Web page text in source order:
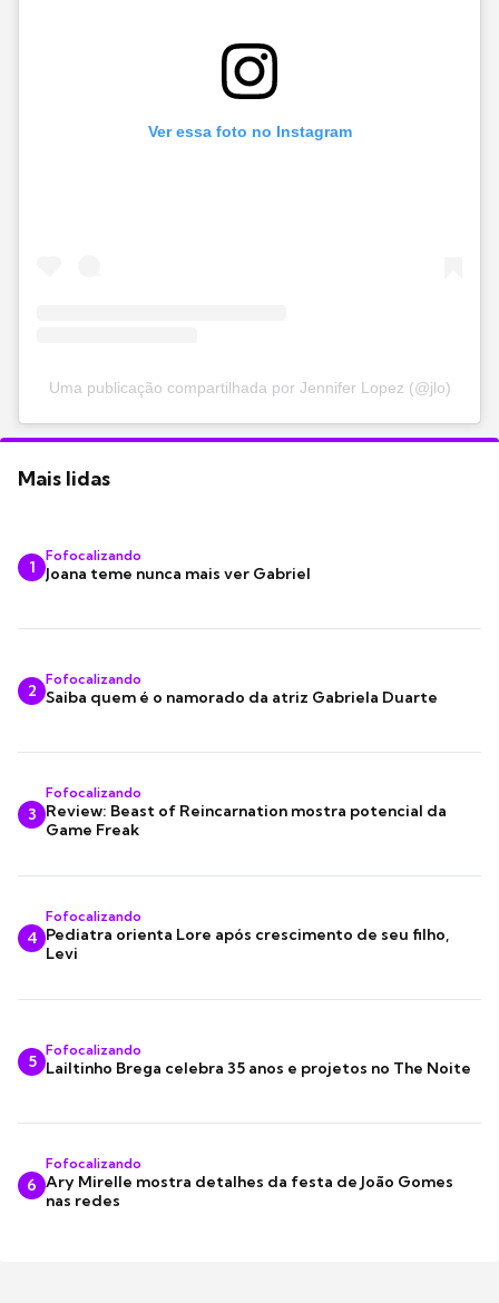
Ver essa foto no Instagram
Uma publicação compartilhada por Jennifer Lopez (@jlo)
Mais lidas
1
Fofocalizando
Joana teme nunca mais ver Gabriel
2
Fofocalizando
Saiba quem é o namorado da atriz Gabriela Duarte
3
Fofocalizando
Review: Beast of Reincarnation mostra potencial da
Game Freak
4
Fofocalizando
Pediatra orienta Lore após crescimento de seu filho,
Levi
5
Fofocalizando
Lailtinho Brega celebra 35 anos e projetos no The Noite
6
Fofocalizando
Ary Mirelle mostra detalhes da festa de João Gomes
nas redes